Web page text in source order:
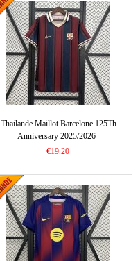
Thailande Maillot Barcelone 125Th
Anniversary 2025/2026
€19.20